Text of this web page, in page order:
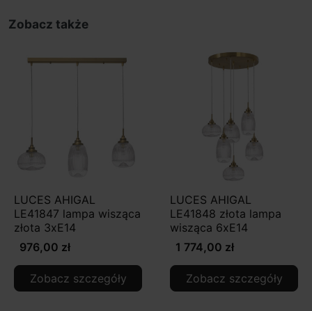
Zobacz także
LUCES AHIGAL
LE41847 lampa wisząca
złota 3xE14
976,00 zł
Zobacz szczegóły
LUCES AHIGAL
LE41848 złota lampa
wisząca 6xE14
1 774,00 zł
Zobacz szczegóły